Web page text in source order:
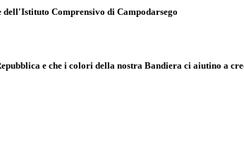
dell'Istituto Comprensivo di Campodarsego
e che i colori della nostra Bandiera ci aiutino a